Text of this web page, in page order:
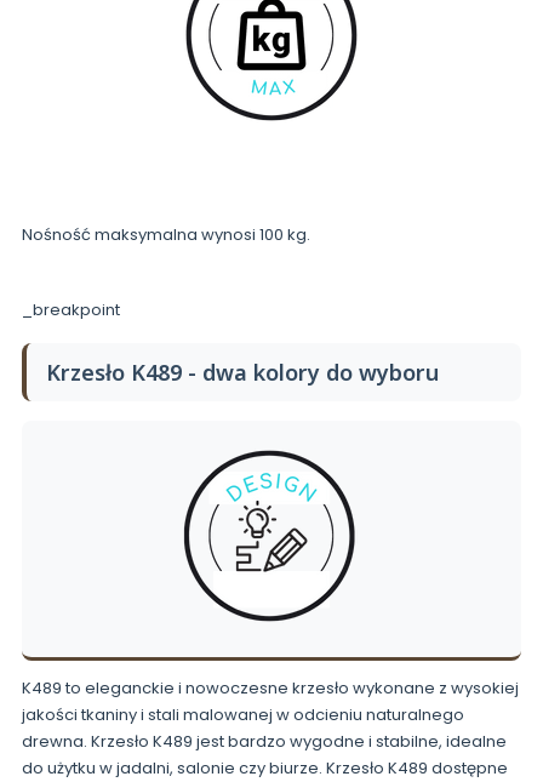
Nośność maksymalna wynosi 100 kg.
_breakpoint
Krzesło K489 - dwa kolory do wyboru
K489 to eleganckie i nowoczesne krzesło wykonane z wysokiej
jakości tkaniny i stali malowanej w odcieniu naturalnego
drewna. Krzesło K489 jest bardzo wygodne i stabilne, idealne
do użytku w jadalni, salonie czy biurze. Krzesło K489 dostępne